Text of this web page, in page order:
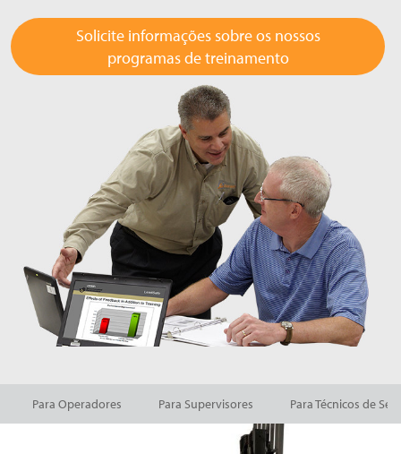
Solicite informações sobre os nossos
programas de treinamento
Para Operadores Para Supervisores Para Técnicos de